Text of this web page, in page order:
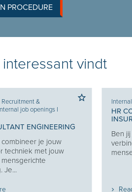
PROCEDURE
vindt
Recruitment &
job openings I
ENGINEERING
je jouw
techniek met jouw
Je...
HR
Ben